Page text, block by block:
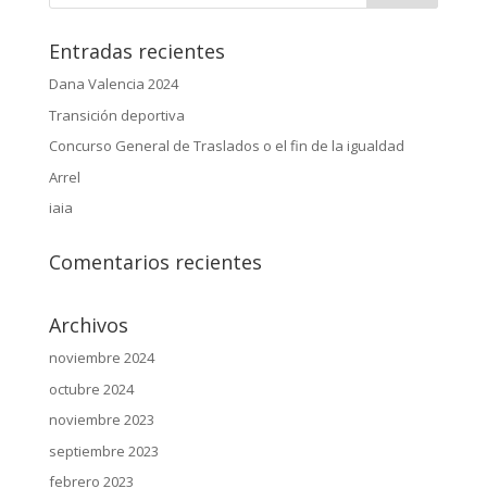
Entradas recientes
Dana Valencia 2024
Transición deportiva
Concurso General de Traslados o el fin de la igualdad
Arrel
iaia
Comentarios recientes
Archivos
noviembre 2024
octubre 2024
noviembre 2023
septiembre 2023
febrero 2023